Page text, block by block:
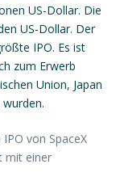
US-Dollar. Die
US-Dollar. Der
IPO. Es ist
zum Erwerb
Union, Japan
von SpaceX
mit einer